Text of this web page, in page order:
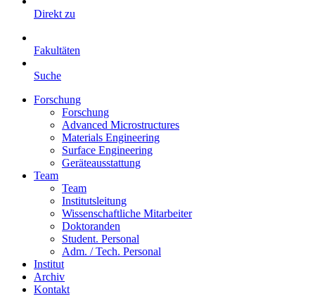
Direkt zu
Fakultäten
Suche
Forschung
Forschung
Advanced Microstructures
Materials Engineering
Surface Engineering
Geräteausstattung
Team
Team
Institutsleitung
Wissenschaftliche Mitarbeiter
Doktoranden
Student. Personal
Adm. / Tech. Personal
Institut
Archiv
Kontakt